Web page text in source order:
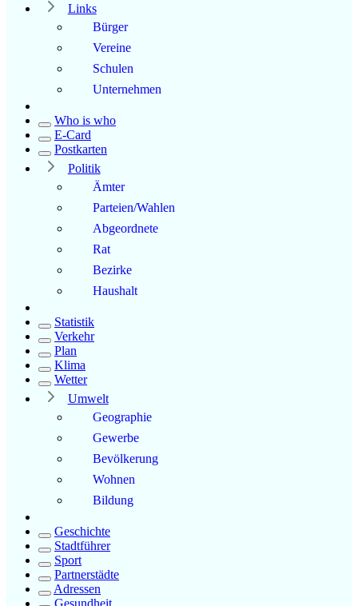
Links
Bürger
Vereine
Schulen
Unternehmen
Who is who
E-Card
Postkarten
Politik
Ämter
Parteien/Wahlen
Abgeordnete
Rat
Bezirke
Haushalt
Statistik
Verkehr
Plan
Klima
Wetter
Umwelt
Geographie
Gewerbe
Bevölkerung
Wohnen
Bildung
Geschichte
Stadtführer
Sport
Partnerstädte
Adressen
Gesundheit